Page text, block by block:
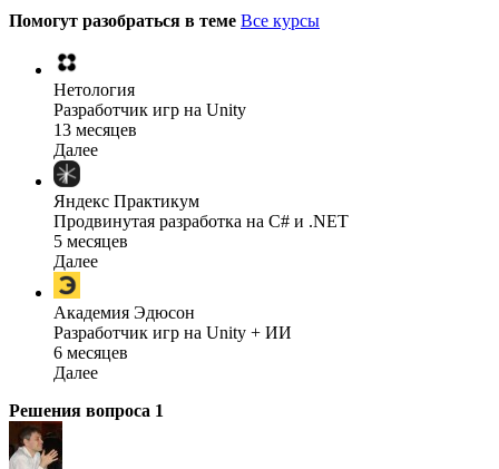
Помогут разобраться в теме Все курсы
Нетология
Разработчик игр на Unity
13 месяцев
Далее
Яндекс Практикум
Продвинутая разработка на C# и .NET
5 месяцев
Далее
Академия Эдюсон
Разработчик игр на Unity + ИИ
6 месяцев
Далее
Решения вопроса 1